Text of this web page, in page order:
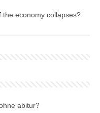
economy collapses?
abitur?